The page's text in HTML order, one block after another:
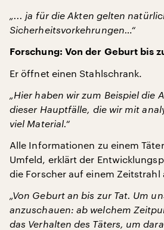
„... ja für die Akten gelten
Sicherheitsvorkehrungen…“
Forschung: Von der Geburt bis
Er öffnet einen Stahlschrank.
„Hier haben wir zum Beispiel die
dieser Hauptfälle, die wir mit
viel Material.“
Alle Informationen zu einem
Umfeld, erklärt der
die Forscher auf einem Zeitstrahl
„Von Geburt an bis zur Tat. Um
anzuschauen: ab welchem
das Verhalten des Täters, um